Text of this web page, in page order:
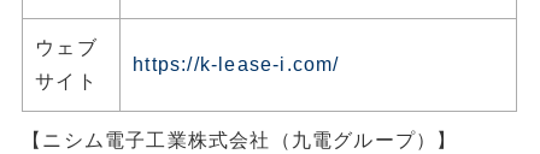
ウェブ
サイト
https://k-lease-i.com/
【ニシム電子工業株式会社（九電グループ）】